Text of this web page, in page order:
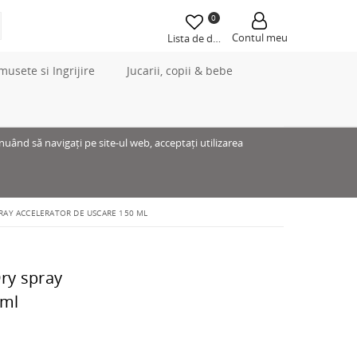
0
Lista de dorințeContul meu
si Ingrijire Jucarii, copii & bebe
să navigați pe site-ul web, acceptați utilizarea
ACCELERATOR DE USCARE 150 ML
spray